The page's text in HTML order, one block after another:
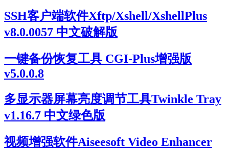
SSH客户端软件Xftp/Xshell/XshellPlus
v8.0.0057 中文破解版
一键备份恢复工具 CGI-Plus增强版
v5.0.0.8
多显示器屏幕亮度调节工具Twinkle Tray
v1.16.7 中文绿色版
视频增强软件Aiseesoft Video Enhancer